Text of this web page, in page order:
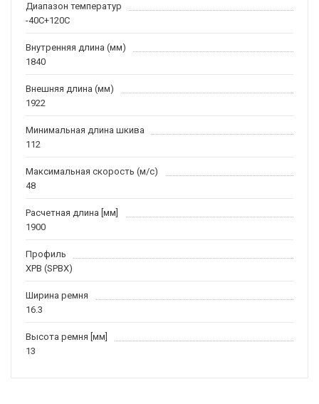
Диапазон температур
-40С+120С
Внутренняя длина (мм)
1840
Внешняя длина (мм)
1922
Минимальная длина шкива
112
Максимальная скорость (м/c)
48
Расчетная длина [мм]
1900
Профиль
XPB (SPBX)
Ширина ремня
16.3
Высота ремня [мм]
13